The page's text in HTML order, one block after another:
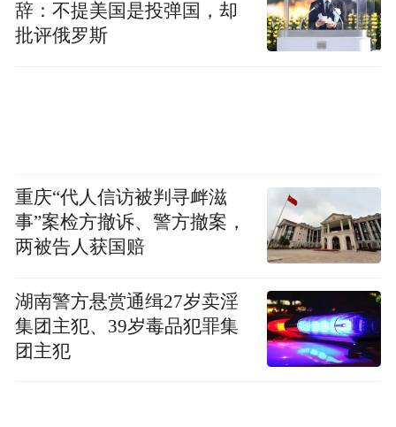
辞：不提美国是投弹国，却
批评俄罗斯
重庆“代人信访被判寻衅滋
事”案检方撤诉、警方撤案，
两被告人获国赔
湖南警方悬赏通缉27岁卖淫
集团主犯、39岁毒品犯罪集
团主犯